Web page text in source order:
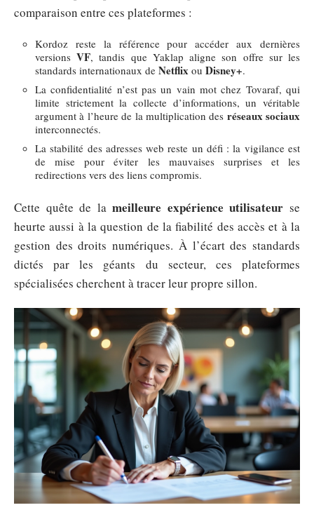
comparaison entre ces plateformes :
Kordoz reste la référence pour accéder aux dernières
versionsVF, tandis que Yaklap aligne son offre sur les
standards internationaux de Netflix ou Disney+.
La confidentialité n’est pas un vain mot chez Tovaraf, qui
limite strictement la collecte d’informations, un véritable
argument à l’heure de la multiplication des réseaux sociaux
interconnectés.
La stabilité des adresses web reste un défi : la vigilance est
de mise pour éviter les mauvaises surprises et les
redirections vers des liens compromis.
Cette quête de lameilleure expérience utilisateur se
heurte aussi à la question de la fiabilité des accès et à la
gestion des droits numériques. À l’écart des standards
dictés par les géants du secteur, ces plateformes
spécialisées cherchent à tracer leur propre sillon.